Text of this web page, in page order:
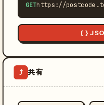
GEThttps://
{ }
⤴ 共有